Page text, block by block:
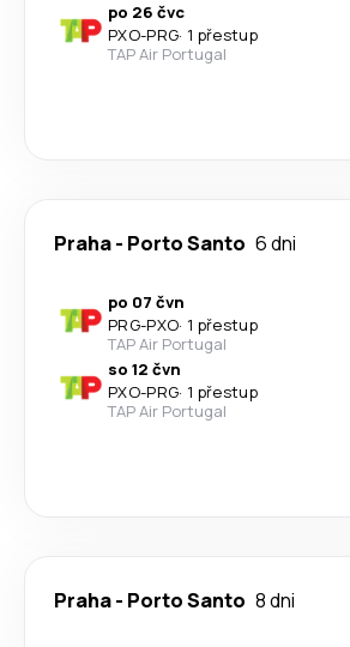
po 26 čvc
PXO-PRG· 1 přestup
TAP Air Portugal
Praha- Porto Santo 6 dni
po 07 čvn
PRG-PXO· 1 přestup
TAP Air Portugal
so 12 čvn
PXO-PRG· 1 přestup
TAP Air Portugal
Praha- Porto Santo 8 dni